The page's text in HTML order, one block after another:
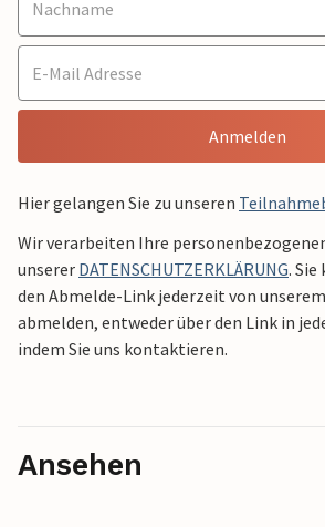
Anmelden
Hier gelangen Sie zu unseren
Wir verarbeiten Ihre
unserer DATENSCHUTZERKLÄRUNG.
den Abmelde-Link jederzeit von
abmelden, entweder über den Link in
indem Sie uns kontaktieren.
Ansehen